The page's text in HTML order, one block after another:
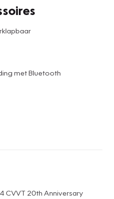
met Bluetooth
CVVT 20th Anniversary